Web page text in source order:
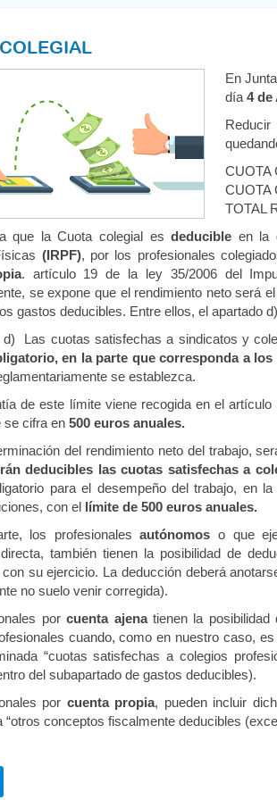
En
día 4 de
CUOTA
CUOTA
TOTAL
que la Cuota colegial esdeducible en la
(IRPF), por los profesionales
. artículo 19 de la ley 35/2006 del
se expone que el rendimiento neto será
gastos deducibles. Entre ellos, el apartado
Las cuotas satisfechas a sindicatos y
en la parte que corresponda a
se establezca.
de este límite viene recogida en el
se cifra en 500 euros anuales.
del rendimiento neto del trabajo,
deducibles las cuotas satisfechas a
para el desempeño del trabajo, en
con el límite de 500 euros anuales.
los profesionalesautónomos o que
también tienen la posibilidad de
con su ejercicio. La deducción deberá
no suelo venir corregida).
porcuenta ajenatienen la posibilidad
cuando, como en nuestro caso,
“cuotas satisfechas a colegios
del subapartado de gastos deducibles).
por cuenta propia, pueden incluir
“otros conceptos fiscalmente deducibles